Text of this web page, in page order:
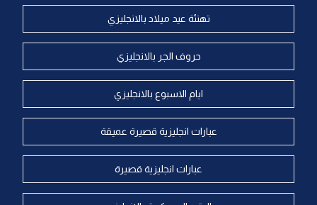
تهنئة عيد ميلاد بالانجليزي
حروف الجر بالانجليزي
ايام الاسبوع بالانجليزي
عبارات انجليزية قصيرة عميقة
عبارات انجليزية قصيرة